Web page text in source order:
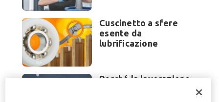
Cuscinetto a sfere
esente da
lubrificazione
Perché la lavorazione